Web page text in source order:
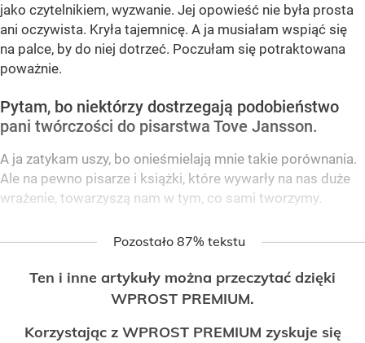
jako czytelnikiem, wyzwanie. Jej opowieść nie była prosta
ani oczywista. Kryła tajemnicę. A ja musiałam wspiąć się
na palce, by do niej dotrzeć. Poczułam się potraktowana
poważnie.
Pytam, bo niektórzy dostrzegają podobieństwo
pani twórczości do pisarstwa Tove Jansson.
A ja zatykam uszy, bo onieśmielają mnie takie porównania.
Ale na pewno pisarze i książki, które wywarły na nas duże
wrażenie, towarzyszą nam w tym, co sami tworzymy.
Pozostało 87% tekstu
Ten i inne artykuły można przeczytać dzięki
WPROST PREMIUM.
Korzystając z WPROST PREMIUM zyskuje się